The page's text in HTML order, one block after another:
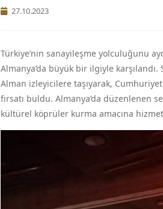
27.10.2023
Türkiye’nin sanayileşme yolculuğunu
Almanya’da büyük bir ilgiyle
Alman izleyicilere taşıyarak,
fırsatı buldu. Almanya’da düzenlenen
kültürel köprüler kurma amacına